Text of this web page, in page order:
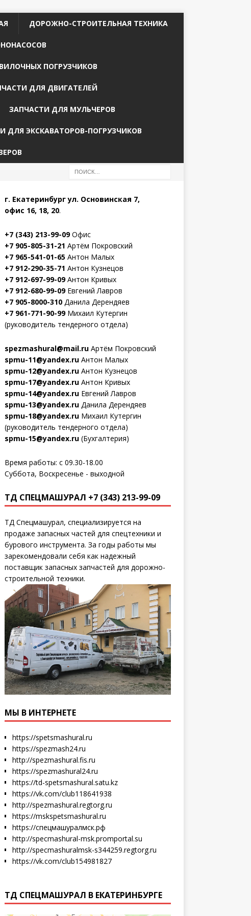
ДОРОЖНО-СТРОИТЕЛЬНАЯ ТЕХНИКА
ПОГРУЗЧИКОВ
ДЛЯ ДВИГАТЕЛЕЙ
ЗАПЧАСТИ ДЛЯ МУЛЬЧЕРОВ
ДЛЯ ЭКСКАВАТОРОВ-ПОГРУЗЧИКОВ
г. Екатеринбург ул. Основинская 7,
офис 16, 18, 20.
+7 (343) 213-99-09Офис
+7 905-805-31-21 Артём Покровский
+7 965-541-01-65Антон Малых
+7 912-290-35-71 Антон Кузнецов
+7 912-697-99-09Антон Кривых
+7 912-680-99-09Евгений Лавров
+7 905-8000-310Данила Дерендяев
+7 961-771-90-99Михаил Кутергин
(руководитель тендерного отдела)
spezmashural@mail.ruАртём Покровский
spmu-11@yandex.ruАнтон Малых
spmu-12@yandex.ruАнтон Кузнецов
spmu-17@yandex.ruАнтон Кривых
spmu-14@yandex.ruЕвгений Лавров
spmu-13@yandex.ruДанила Дерендяев
spmu-18@yandex.ruМихаил Кутергин
(руководитель тендерного отдела)
spmu-15@yandex.ru(Бухгалтерия)
Время работы: с 09.30-18.00
Суббота, Воскресенье - выходной
ТД СПЕЦМАШУРАЛ +7 (343) 213-99-09
ТД Спецмашурал, специализируется на
продаже запасных частей для спецтехники и
бурового инструмента. За годы работы мы
зарекомендовали себя как надежный
поставщик запасных запчастей для дорожно-
строительной техники.
МЫ В ИНТЕРНЕТЕ
https://spetsmashural.ru
https://spezmash24.ru
http://spezmashural.fis.ru
https://spezmashural24.ru
https://td-spetsmashural.satu.kz
https://vk.com/club118641938
http://spezmashural.regtorg.ru
https://mskspetsmashural.ru
https://спецмашуралмск.рф
http://specmashural-msk.promportal.su
http://specmashuralmsk-s344259.regtorg.ru
https://vk.com/club154981827
ТД СПЕЦМАШУРАЛ В ЕКАТЕРИНБУРГЕ